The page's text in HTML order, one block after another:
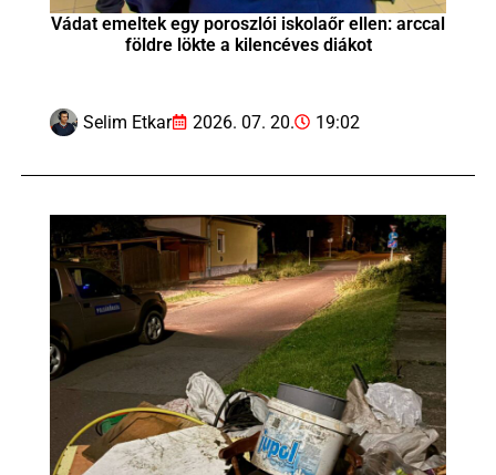
Vádat emeltek egy poroszlói iskolaőr ellen: arccal
földre lökte a kilencéves diákot
Selim Etkar 2026. 07. 20. 19:02